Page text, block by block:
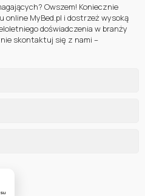
Owszem! Koniecznie
online MyBed.pl i dostrzeż wysoką
doświadczenia w branży
skontaktuj się z nami –